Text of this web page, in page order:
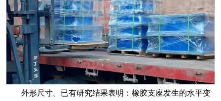
外形尺寸。已有研究结果表明：橡胶支座发生的水平变